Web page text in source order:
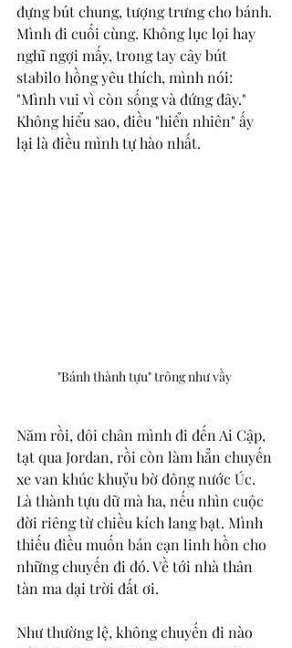
đựng bút chung, tượng trưng cho bánh.
Mình đi cuối cùng. Không lục lọi hay
nghĩ ngợi mấy, trong tay cây bút
stabilo hồng yêu thích, mình nói:
"Mình vui vì còn sống và đứng đây."
Không hiểu sao, điều "hiển nhiên" ấy
lại là điều mình tự hào nhất.
"Bánh thành tựu" trông như vầy
Năm rồi, đôi chân mình đi đến Ai Cập,
tạt qua Jordan, rồi còn làm hẳn chuyến
xe van khúc khuỷu bờ đông nước Úc.
Là thành tựu dữ mà ha, nếu nhìn cuộc
đời riêng từ chiều kích lang bạt. Mình
thiếu điều muốn bán cạn linh hồn cho
những chuyến đi đó. Về tới nhà thân
tàn ma dại trời đất ơi.
Như thường lệ, không chuyến đi nào